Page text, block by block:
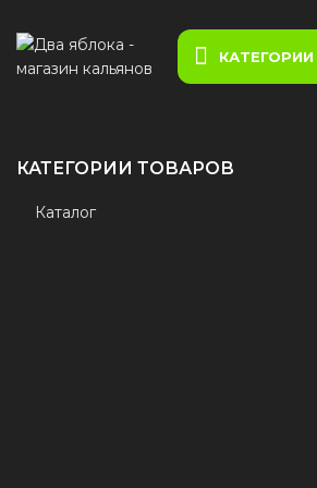
КАТЕГОРИИ
КАТЕГОРИИ ТОВАРОВ
Каталог